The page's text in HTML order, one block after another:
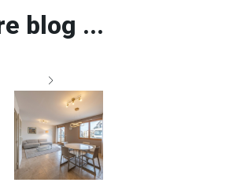
blog ...